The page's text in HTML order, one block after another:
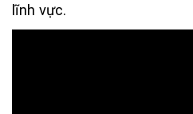
lĩnh vực.